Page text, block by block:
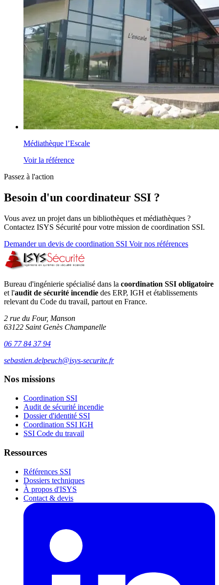
Médiathèque l’Escale
Voir la référence
Passez à l'action
Besoin d'un coordinateur SSI ?
Vous avez un projet dans un bibliothèques et médiathèques ?
Contactez ISYS Sécurité pour votre mission de coordination SSI.
Demander un devis de coordination SSI Voir nos références
Bureau d'ingénierie spécialisé dans la coordination SSI obligatoire
et l'audit de sécurité incendie des ERP, IGH et établissements
relevant du Code du travail, partout en France.
2 rue du Four, Manson
63122 Saint Genès Champanelle
06 77 84 37 94
sebastien.delpeuch@isys-securite.fr
Nos missions
Coordination SSI
Audit de sécurité incendie
Dossier d'identité SSI
Coordination SSI IGH
SSI Code du travail
Ressources
Références SSI
Dossiers techniques
À propos d'ISYS
Contact & devis